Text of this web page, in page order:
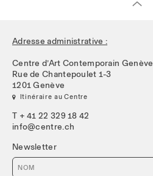
Adresse administrative :
Centre d’Art Contemporain Genève
Rue de Chantepoulet 1-3
1201 Genève
 Itinéraire au Centre
T + 41 22 329 18 42
info@centre.ch
Newsletter